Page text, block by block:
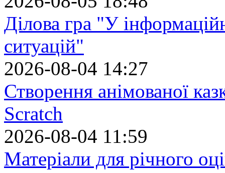
Ділова гра "У
ситуацій"
2026-08-04 14:27
Створення анімованої
Scratch
2026-08-04 11:59
Матеріали для річного